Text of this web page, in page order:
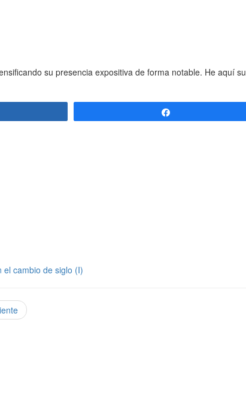
su presencia expositiva de forma notable. He aquí su
el cambio de siglo (I)